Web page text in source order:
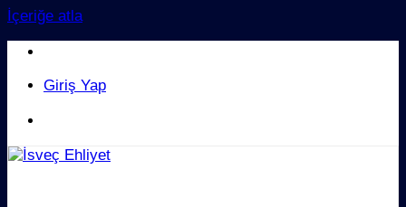
İçeriğe atla
Giriş Yap